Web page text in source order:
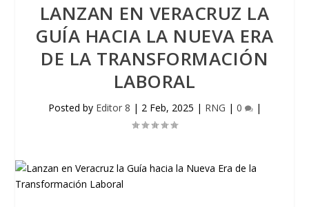
LANZAN EN VERACRUZ LA
GUÍA HACIA LA NUEVA ERA
DE LA TRANSFORMACIÓN
LABORAL
Posted by Editor 8 | 2 Feb, 2025 | RNG | 0 |